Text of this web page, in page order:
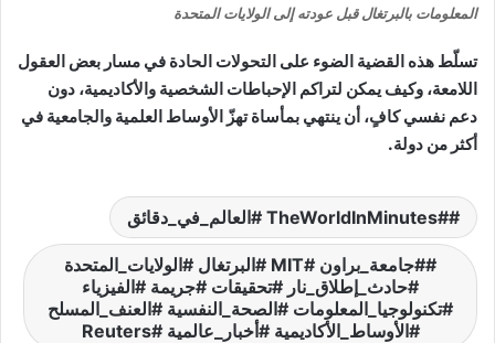
المعلومات بالبرتغال قبل عودته إلى الولايات المتحدة
تسلّط هذه القضية الضوء على التحولات الحادة في مسار بعض العقول
اللامعة، وكيف يمكن لتراكم الإحباطات الشخصية والأكاديمية، دون
دعم نفسي كافٍ، أن ينتهي بمأساة تهزّ الأوساط العلمية والجامعية في
أكثر من دولة.
#TheWorldInMinutes #العالم_في_دقائق
#جامعة_براون #MIT #البرتغال #الولايات_المتحدة
#حادث_إطلاق_نار #تحقيقات #جريمة #الفيزياء
#تكنولوجيا_المعلومات #الصحة_النفسية #العنف_المسلح
#الأوساط_الأكاديمية #أخبار_عالمية #Reuters